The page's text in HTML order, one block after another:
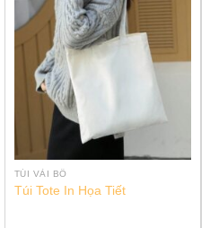
TÚI VẢI BỐ
Túi Tote In Họa Tiết